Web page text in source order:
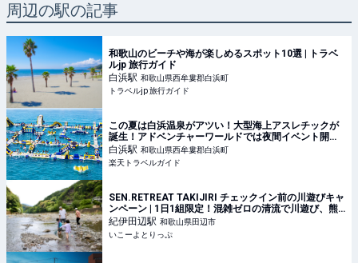
周辺の駅の記事
和歌山のビーチや海が楽しめるスポット10選 | トラベ
ルjp 旅行ガイド
白浜駅 和歌山県西牟婁郡白浜町
トラベルjp 旅行ガイド
この夏は白浜温泉がアツい！大型海上アスレチックが
誕生！アドベンチャーワールドでは夜間イベント開催
【楽天トラベル】
白浜駅 和歌山県西牟婁郡白浜町
楽天トラベルガイド
SEN.RETREAT TAKIJIRI チェックイン前の川遊びキャ
ンペーン | 1日1組限定！混雑ゼロの清流で川遊び、熊
野古道の宿「SEN.RETREAT TAKIJIRI」夏キャンペー
ン | 和歌山県田辺市 | いこーよとりっぷ
紀伊田辺駅 和歌山県田辺市
いこーよとりっぷ